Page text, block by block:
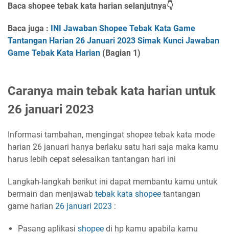
Baca shopee tebak kata harian selanjutnya👇
Baca juga : INI Jawaban Shopee Tebak Kata Game
Tantangan Harian 26 Januari 2023 Simak Kunci Jawaban
Game Tebak Kata Harian (Bagian 1)
Caranya main tebak kata harian untuk
26 januari 2023
Informasi tambahan, mengingat shopee tebak kata mode
harian 26 januari hanya berlaku satu hari saja maka kamu
harus lebih cepat selesaikan tantangan hari ini
Langkah-langkah berikut ini dapat membantu kamu untuk
bermain dan menjawab tebak kata shopee tantangan
game harian 26 januari 2023 :
Pasang aplikasi shopee di hp kamu apabila kamu